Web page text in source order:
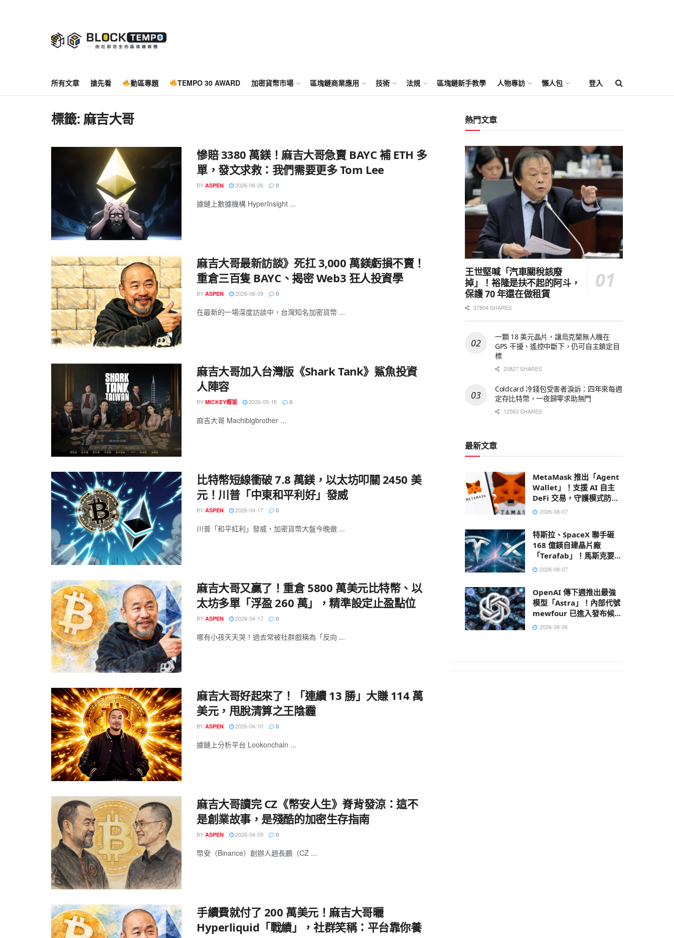
所有文章 搶先看 動區專題 TEMPO 30 AWARD 加密貨幣市場 區塊鏈商業應用 技術 法規 區塊鏈新手教學 人物專訪 懶人包 登入
標籤:麻吉大哥
慘賠 3380 萬鎂！麻吉大哥急賣 BAYC 補 ETH 多
單，發文求救：我們需要更多 Tom Lee
BY ASPEN 2026-06-26 0
據鏈上數據機構 HyperInsight ...
麻吉大哥最新訪談》死扛 3,000 萬鎂虧損不賣！
重倉三百隻 BAYC、揭密 Web3 狂人投資學
BY ASPEN 2026-06-09 0
在最新的一場深度訪談中，台灣知名加密貨幣 ...
麻吉大哥加入台灣版《Shark Tank》鯊魚投資
人陣容
BY MICKEY帽鼠 2026-05-16 0
麻吉大哥 Machibigbrother ...
比特幣短線衝破 7.8 萬鎂，以太坊叩關 2450 美
元！川普「中東和平利好」發威
BY ASPEN 2026-04-17 0
川普「和平紅利」發威，加密貨幣大盤今晚徹 ...
麻吉大哥又贏了！重倉 5800 萬美元比特幣、以
太坊多單「浮盈 260 萬」，精準設定止盈點位
BY ASPEN 2026-04-17 0
哪有小孩天天哭！過去常被社群戲稱為「反向 ...
麻吉大哥好起來了！「連續 13 勝」大賺 114 萬
美元，甩脫清算之王陰霾
BY ASPEN 2026-04-10 0
據鏈上分析平台 Lookonchain ...
麻吉大哥讀完 CZ《幣安人生》脊背發涼：這不
是創業故事，是殘酷的加密生存指南
BY ASPEN 2026-04-09 0
幣安（Binance）創辦人趙長鵬（CZ ...
手續費就付了 200 萬美元！麻吉大哥曬
Hyperliquid「戰績」，社群笑稱：平台靠你養
熱門文章
王世堅喊「汽車關稅該廢
掉」！裕隆是扶不起的阿斗，
保護 70 年還在做租賃
37804 SHARES
一顆 18 美元晶片，讓烏克蘭無人機在
GPS 干擾、遙控中斷下，仍可自主鎖定目
標
20827 SHARES
Coldcard 冷錢包受害者淚訴：四年來每週
定存比特幣，一夜歸零求助無門
12563 SHARES
最新文章
MetaMask 推出「Agent
Wallet」！支援 AI 自主
DeFi 交易，守護模式防禦
鏈上風險
2026-08-07
特斯拉、SpaceX 聯手砸
168 億鎂自建晶片廠
「Terafab」！馬斯克要打
造地表最大建築
2026-08-07
OpenAI 傳下週推出最強
模型「Astra」！內部代號
mewfour 已進入發布候選
階段2026-08-06